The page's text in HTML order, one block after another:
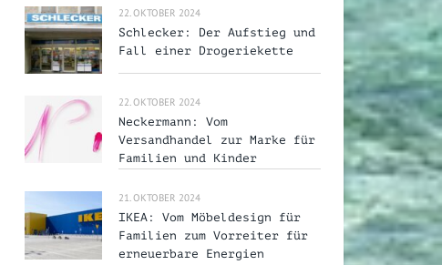
22. OKTOBER 2024
Schlecker: Der Aufstieg und
Fall einer Drogeriekette
22. OKTOBER 2024
Neckermann: Vom
Versandhandel zur Marke für
Familien und Kinder
21. OKTOBER 2024
IKEA: Vom Möbeldesign für
Familien zum Vorreiter für
erneuerbare Energien